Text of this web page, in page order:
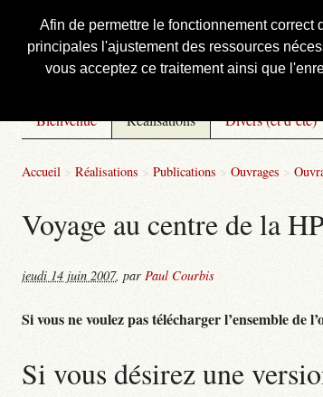
Afin de permettre le fonctionnement
principales l'ajustement des ressources
vous acceptez ce traitement ainsi que
Courbis, « LE » Blog
Bienvenue Réalisations Divers (et d’été)
Accueil > Réalisations > Publications > Ouvrages >
Voyage au centre de la
jeudi 14 juin 2007, par Paul Courbis
Si vous ne voulez pas télécharger l’ensemble de
Si vous désirez une